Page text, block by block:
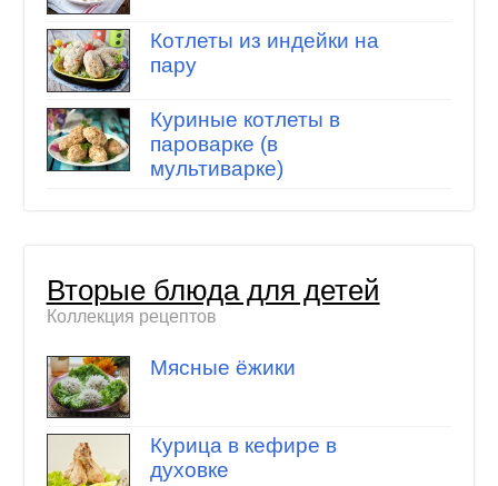
Котлеты из индейки на
пару
Куриные котлеты в
пароварке (в
мультиварке)
Вторые блюда для детей
Коллекция рецептов
Мясные ёжики
Курица в кефире в
духовке